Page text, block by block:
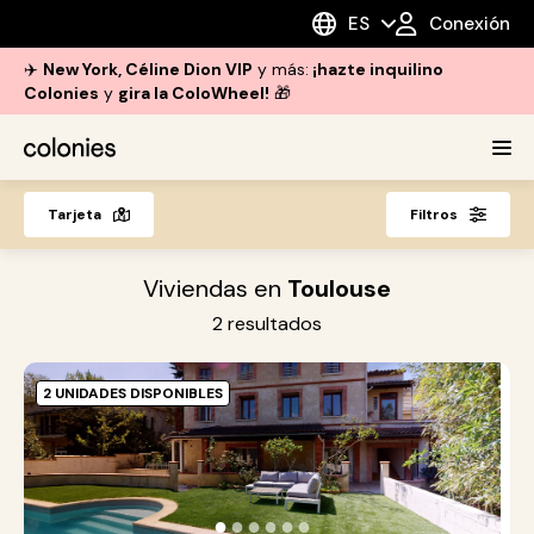
ES Conexión
✈️ New York, Céline Dion VIP y más: ¡hazte inquilino
Colonies y gira la ColoWheel! 🎁
Tarjeta Filtros
Viviendas en Toulouse
2resultados
●●●●●●
2 UNIDADES DISPONIBLES